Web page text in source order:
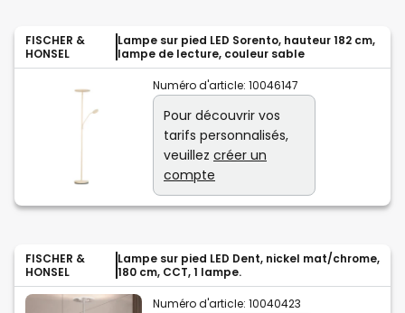
FISCHER &
HONSEL
Lampe sur pied LED Sorento, hauteur 182 cm,
lampe de lecture, couleur sable
Numéro d'article: 10046147
Pour découvrir vos
tarifs personnalisés,
veuillez créer un
compte
FISCHER &
HONSEL
Lampe sur pied LED Dent, nickel mat/chrome,
180 cm, CCT, 1 lampe.
Numéro d'article: 10040423